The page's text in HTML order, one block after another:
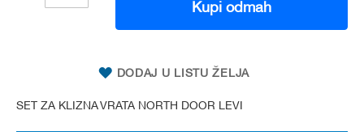
Kupi odmah
DODAJ U LISTU ŽELJA
SET ZA KLIZNA VRATA NORTH DOOR LEVI